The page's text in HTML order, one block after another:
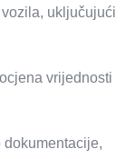
uključujući
vrijednosti
dokumentacije,